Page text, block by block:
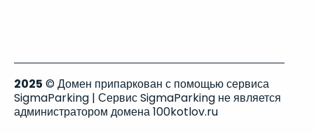
2025 © Домен припаркован с помощью сервиса
SigmaParking | Сервис SigmaParking не является
администратором домена 100kotlov.ru